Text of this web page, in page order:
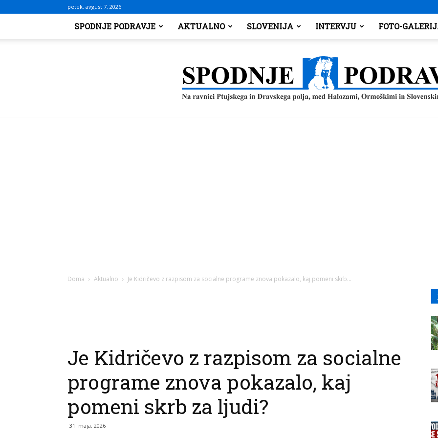
petek, avgust 7, 2026
SPODNJE PODRAVJE AKTUALNO SLOVENIJA INTERVJU FOTO-
Doma Aktualno Je Kidričevo z razpisom za socialne programe znova pokazalo, kaj pomeni skrb...
Je Kidričevo z razpisom za socialne
programe znova pokazalo, kaj
pomeni skrb za ljudi?
31. maja, 2026